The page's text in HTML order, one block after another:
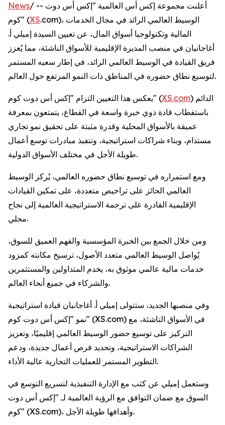
News/ -- أعلنت مجموعة إكس أس العالمية "إكس أس دوت
كوم" (XS.com)، الوسيط العالمي الرائد في مجال الخدمات
المالية وتكنولوجيا أسواق المال، عن تعيين السيدة إميلي أ.
أغاجانيان في منصب المديرة الإقليمية للأسواق الناشئة، مما يُعزز
فريق القيادة في الوسيط العالمي الرائد، في إطار سعيه المستمر
لتوسيع نطاق حضوره في المناطق ذات النمو المرتفع حول العالم.
يعكس هذا التعيين التزام "إكس أس دوت كوم" (XS.com) الدائم
باستقطاب قادة ذوي خبرة واسعة في القطاع، يتمتعون بمعرفة
عميقة بالأسواق المحلية وقدرة مثبتة على تحقيق نمو تجاري
مستدام، وبناء شراكات استراتيجية، وتنفيذ مبادرات توسع أعمال
طويلة الأجل في مختلف الأسواق الدولية.
ومع استمراره في توسيع نطاق حضوره العالمي، يُركز الوسيط
العالمي الحائز على تراخيص متعددة، على تمكين القيادات
الإقليمية القادرة على ترجمة الاستراتيجية العالمية إلى نجاح
محلي.
ومن خلال الجمع بين الخبرة المؤسسية والفهم العميق للسوق،
يُواصل الوسيط العالمي متعدد الأصول، ترسيخ مكانته كمزود
خدمات مالية عالمي موثوق به، يخدم المتداولين والمستثمرين
والشركاء في جميع أنحاء العالم.
وفي منصبها الجديد، ستتولى إميلي أ. أغاجانيان قيادة استراتيجية
نمو "إكس أس دوت كوم" (XS.com) في الأسواق الناشئة، مع
التركيز على توسيع حضور الوسيط العالمي إقليميًا، وتعزيز
الشراكات الاستراتيجية، وتحديد فرص أعمال جديدة، ودعم
التطوير المستمر للعمليات التجارية عالية الأداء.
وستعمل إميلي عن كثب مع الإدارة التنفيذية لتسريع التوسع في
السوق مع ضمان التوافق مع الرؤية العالمية لـ "إكس أس دوت
كوم" (XS.com)، وأهدافها طويلة الأجل.